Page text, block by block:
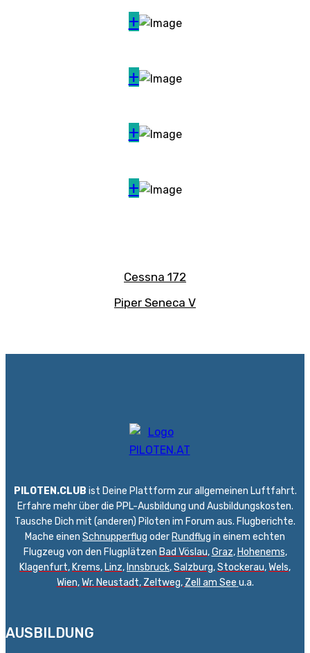
+
+
+
+
Cessna 172
Piper Seneca V
PILOTEN.CLUB ist Deine Plattform zur allgemeinen Luftfahrt.
Erfahre mehr über die PPL-Ausbildung und Ausbildungskosten.
Tausche Dich mit (anderen) Piloten im Forum aus. Flugberichte.
Mache einen Schnupperflug oder Rundflug in einem echten
Flugzeug von den Flugplätzen Bad Vöslau,Graz, Hohenems,
Klagenfurt, Krems, Linz, Innsbruck,Salzburg,Stockerau,Wels,
Wien,Wr. Neustadt, Zeltweg, Zell am See u.a.
AUSBILDUNG